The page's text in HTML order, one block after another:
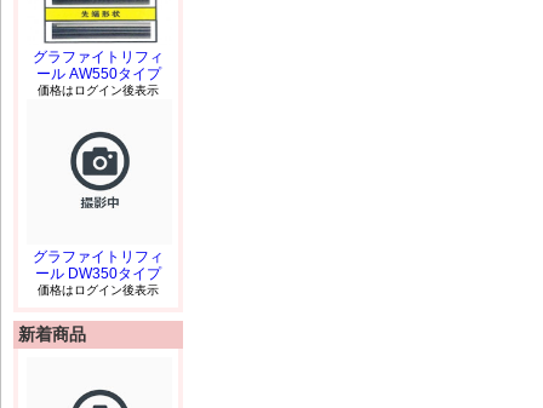
グラファイトリフィ
ール AW550タイプ
価格はログイン後表示
グラファイトリフィ
ール DW350タイプ
価格はログイン後表示
新着商品